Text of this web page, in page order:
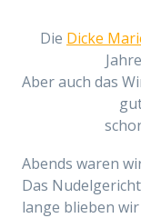
Die Dicke
Aber auch das
Abends waren
Das
lange blieben